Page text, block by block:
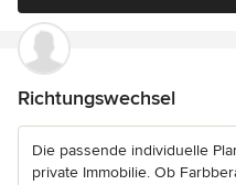
Richtungswechsel
Die passende individuelle
private Immobilie. Ob